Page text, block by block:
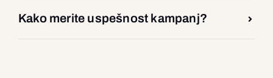
Kako merite uspešnost kampanj?